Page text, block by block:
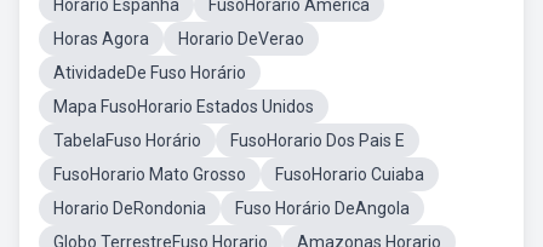
Horario Espanha
FusoHorario America
Horas Agora
Horario DeVerao
AtividadeDe Fuso Horário
Mapa FusoHorario Estados Unidos
TabelaFuso Horário
FusoHorario Dos Pais E
FusoHorario Mato Grosso
FusoHorario Cuiaba
Horario DeRondonia
Fuso Horário DeAngola
Globo TerrestreFuso Horario
Amazonas Horario